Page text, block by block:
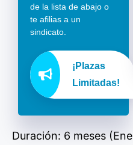
de la lista de abajo o
te afilias a un
sindicato.
¡Plazas
Limitadas!
Duración: 6 meses